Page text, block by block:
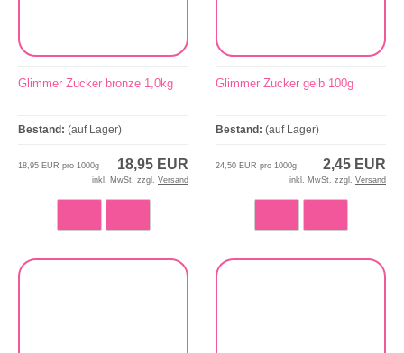
Glimmer Zucker bronze 1,0kg
Bestand: (auf Lager)
18,95 EUR
18,95 EUR pro 1000g
inkl. MwSt. zzgl. Versand
Glimmer Zucker gelb 100g
Bestand: (auf Lager)
2,45 EUR
24,50 EUR pro 1000g
inkl. MwSt. zzgl. Versand